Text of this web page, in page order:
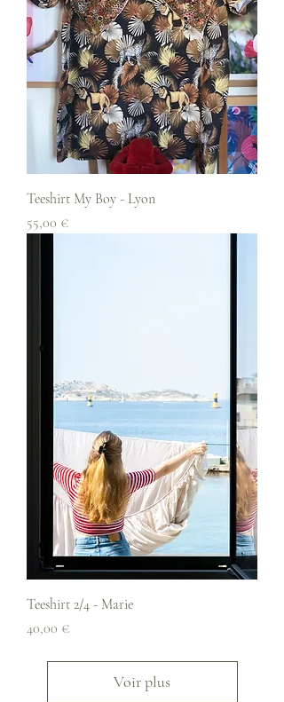
Teeshirt My Boy - Lyon
Prix
55,00 €
Teeshirt 2/4 - Marie
Prix
40,00 €
Voir plus